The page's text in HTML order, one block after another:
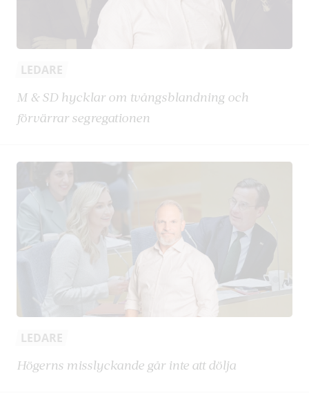
LEDARE
M & SD hycklar om tvångsblandning och
förvärrar segregationen
LEDARE
Högerns misslyckande går inte att dölja